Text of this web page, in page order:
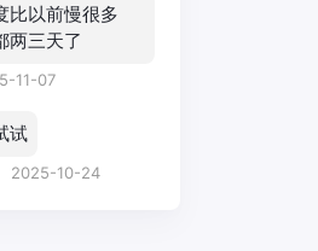
比以前慢很多
两三天了
11-07
试
2025-10-24